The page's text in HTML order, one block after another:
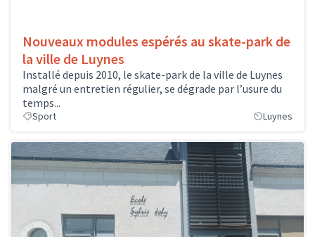
Nouveaux modules espérés au skate-park de
la ville de Luynes
Installé depuis 2010, le skate-park de la ville de Luynes
malgré un entretien régulier, se dégrade par l’usure du
temps...
Sport Luynes